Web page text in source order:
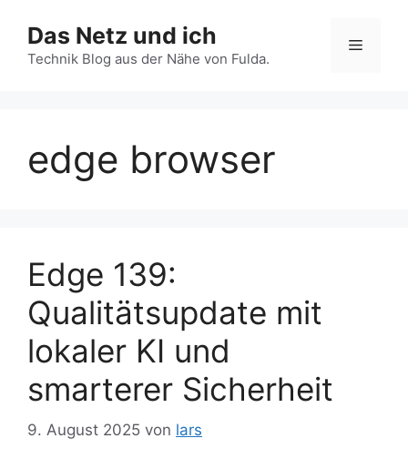
Inhalt
springen
Das Netz und ich
Technik Blog aus der Nähe von Fulda.
Menü
edge browser
Edge 139:
Qualitätsupdate mit
lokaler KI und
smarterer Sicherheit
9. August 2025 von lars